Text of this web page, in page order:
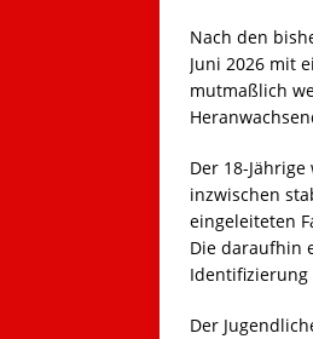
Nach den
Juni 2026 mit
mutmaßlich
Der 18-
inzwischen
eingeleiteten
Die daraufhin
Identifizierung
Der